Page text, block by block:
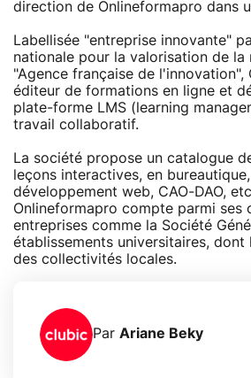
direction de Onlineformapro dans
Labellisée "entreprise innovante"
nationale pour la valorisation de la
"Agence française de l'innovation",
éditeur de formations en ligne et
plate-forme LMS (learning
travail collaboratif.
La société propose un catalogue
leçons interactives, en
développement web, CAO-DAO,
Onlineformapro compte parmi ses
entreprises comme la Société
établissements universitaires, dont
des collectivités locales.
Par Ariane Beky